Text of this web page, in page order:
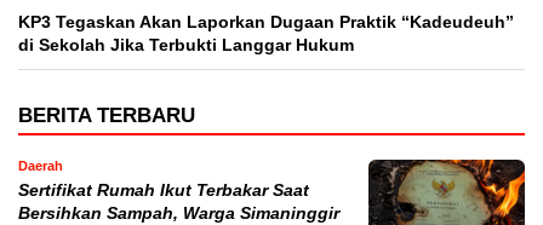
KP3 Tegaskan Akan Laporkan Dugaan Praktik “Kadeudeuh”
di Sekolah Jika Terbukti Langgar Hukum
BERITA TERBARU
Daerah
Sertifikat Rumah Ikut Terbakar Saat
Bersihkan Sampah, Warga Simaninggir